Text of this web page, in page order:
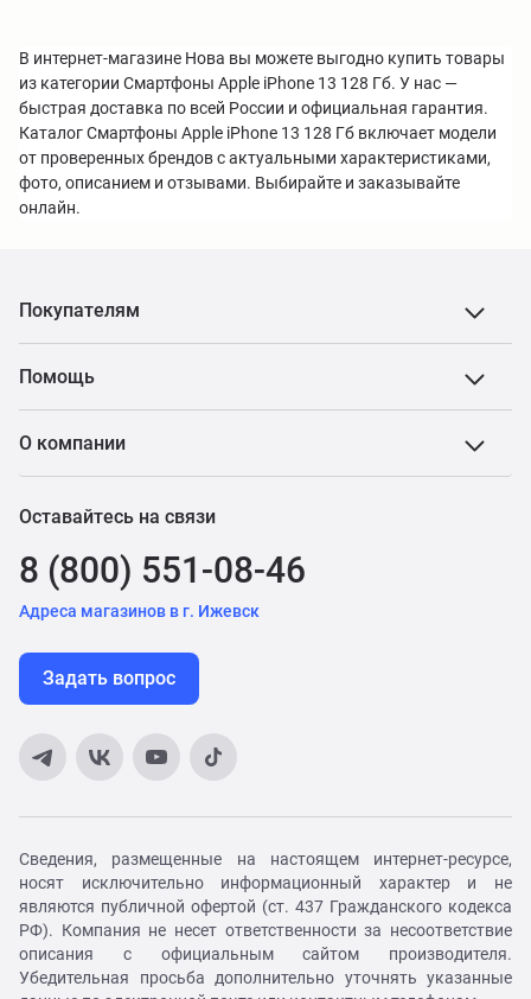
В интернет-магазине Нова вы можете выгодно купить товары
из категории Смартфоны Apple iPhone 13 128 Гб. У нас —
быстрая доставка по всей России и официальная гарантия.
Каталог Смартфоны Apple iPhone 13 128 Гб включает модели
от проверенных брендов с актуальными характеристиками,
фото, описанием и отзывами. Выбирайте и заказывайте
онлайн.
Покупателям
Помощь
О компании
Оставайтесь на связи
8 (800) 551-08-46
Адреса магазинов в г. Ижевск
Задать вопрос
Сведения, размещенные на настоящем интернет-ресурсе,
носят исключительно информационный характер и не
являются публичной офертой (ст. 437 Гражданского кодекса
РФ). Компания не несет ответственности за несоответствие
описания с официальным сайтом производителя.
Убедительная просьба дополнительно уточнять указанные